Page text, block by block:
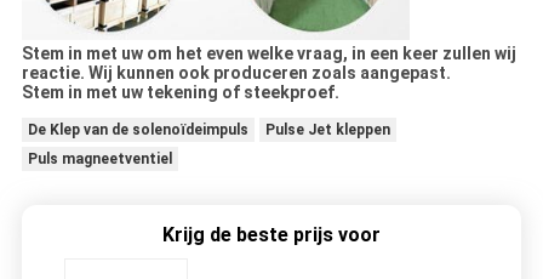
Stem in met uw om het even welke vraag, in een keer zullen wij
reactie. Wij kunnen ook produceren zoals aangepast.
Stem in met uw tekening of steekproef.
De Klep van de solenoïdeimpuls
Pulse Jet kleppen
Puls magneetventiel
Krijg de beste prijs voor